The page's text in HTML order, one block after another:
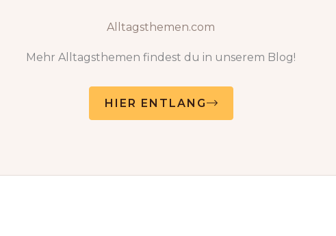
Alltagsthemen.com
Mehr Alltagsthemen findest du in unserem Blog!
HIER ENTLANG